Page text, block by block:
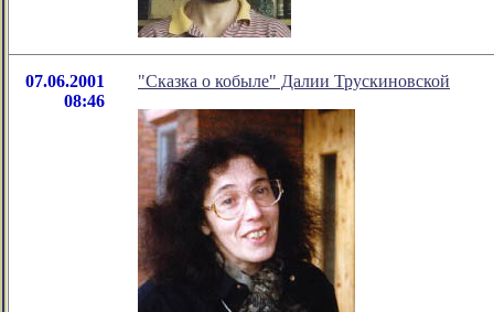
07.06.2001
08:46
"Сказка о кобыле" Далии Трускиновской